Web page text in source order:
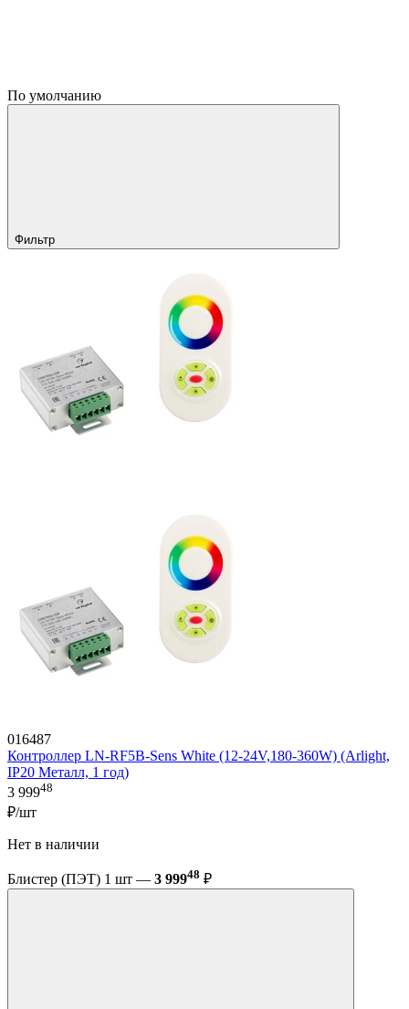
По умолчанию
Фильтр
016487
Контроллер LN-RF5B-Sens White (12-24V,180-360W) (Arlight,
IP20 Металл, 1 год)
3 99948
₽/шт
Нет в наличии
Блистер (ПЭТ) 1 шт — 3 99948 ₽